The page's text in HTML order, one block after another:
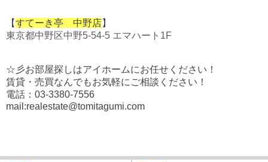
【すてーき亭 中野店】
東京都中野区中野5-54-5 エマハート1F
☆彡お部屋探しはアイホームにお任せください！
賃貸・売買なんでもお気軽にご相談ください！
電話：03-3380-7556
mail:realestate@tomitagumi.com